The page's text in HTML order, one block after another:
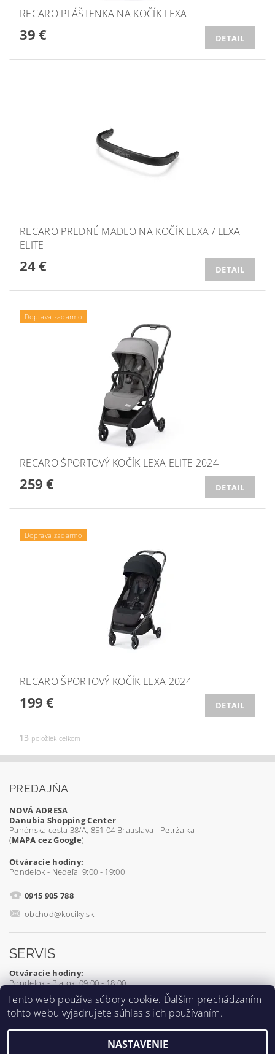
RECARO PLÁŠTENKA NA KOČÍK LEXA
39 € DETAIL
RECARO PREDNÉ MADLO NA KOČÍK LEXA / LEXA
ELITE
24 € DETAIL
Doprava zadarmo
RECARO ŠPORTOVÝ KOČÍK LEXA ELITE 2024
259 € DETAIL
Doprava zadarmo
RECARO ŠPORTOVÝ KOČÍK LEXA 2024
199 € DETAIL
13 položiek celkom
PREDAJŇA
NOVÁ ADRESA
Danubia Shopping Center
Panónska cesta 38/A, 851 04 Bratislava - Petržalka
(MAPA cez Google)
Otváracie hodiny:
Pondelok - Nedeľa 9:00 - 19:00
0915 905 788
obchod@kociky.sk
SERVIS
Otváracie hodiny:
Pondelok - Piatok 09:00 - 18:00
0905 539 927
Tento web používa súbory cookie. Ďalším prechádzaním
tohto webu vyjadrujete súhlas s ich používaním.
NASTAVENIE